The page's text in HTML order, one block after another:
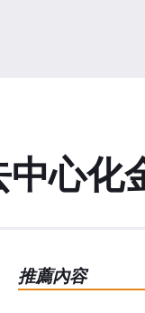
心化
推薦內容